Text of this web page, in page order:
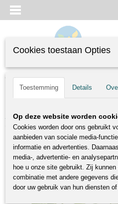
Inloggen
Home>Specials>Ficus carica Brown
Cookies toestaan Opties
Toestemming Details
Op deze website worden
Cookies worden door ons gebruikt
aanbieden van sociale media-
informatie en advertenties.
media-, advertentie- en
hoe u onze site gebruikt. Zij
combinatie met andere gegevens
door uw gebruik van hun diensten